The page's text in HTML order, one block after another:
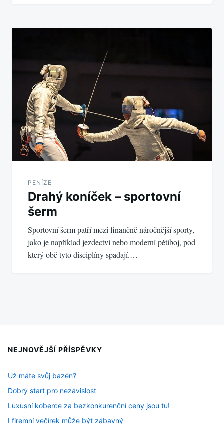
PENÍZE
Drahý koníček – sportovní
šerm
Sportovní šerm patří mezi finančně náročnější sporty,
jako je například jezdectví nebo moderní pětiboj, pod
který obě tyto disciplíny spadají.…
NEJNOVĚJŠÍ PŘÍSPĚVKY
Už máte svůj bazén?
Dobrý start pro nezávislost
Luxusní koberce za bezkonkurenční ceny jsou tu!
I firemní večírek může být zábavný